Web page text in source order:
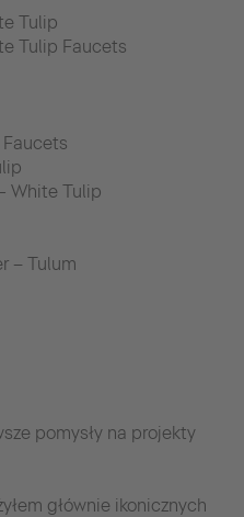
Tulip
Tulip Faucets
White Tulip
– Tulum
pomysły na projekty
głównie ikonicznych